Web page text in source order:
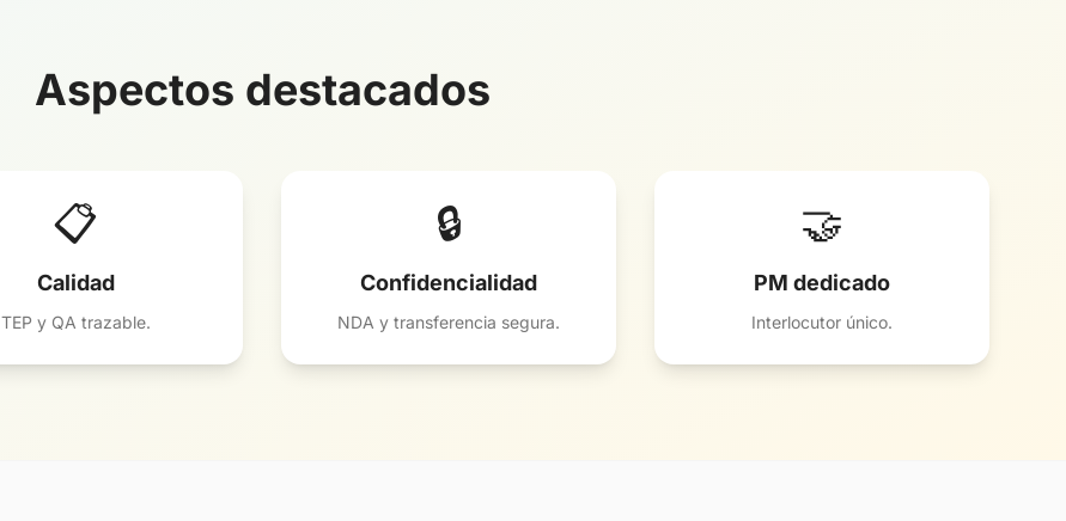
Aspectos destacados
📋
Calidad
TEP y QA trazable.
🔒
Confidencialidad
NDA y transferencia segura.
🤝
PM dedicado
Interlocutor único.